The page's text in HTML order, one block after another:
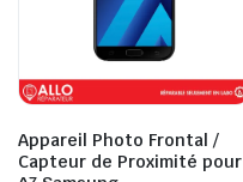
Appareil Photo Frontal /
Capteur de Proximité pour